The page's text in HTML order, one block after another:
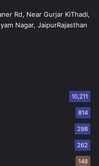
Rd, Near Gurjar KiThadi,
Nagar, JaipurRajasthan
10,211
814
298
262
148